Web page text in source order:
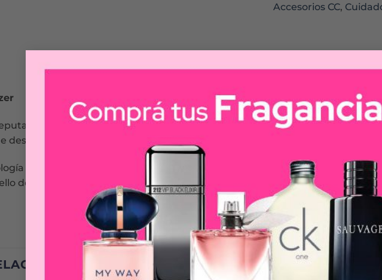
Accesorios CC,
pero con nuestro Ultimate Volumizer cuidadosamente diseñado,
desea con un mínimo de daño y rotura.
única de dos niveles, y el Ultimate Volumizer no es la excepción. Con
de forma más rápida, sencilla y suave. Gracias a su suavidad, es apto para